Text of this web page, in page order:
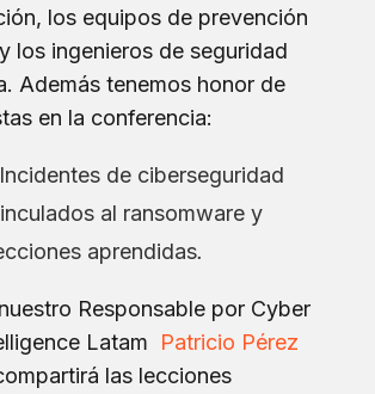
los equipos de prevención
los ingenieros de seguridad
Además tenemos honor de
en la conferencia:
de ciberseguridad
al ransomware y
aprendidas.
Responsable por Cyber
Latam Patricio Pérez
las lecciones